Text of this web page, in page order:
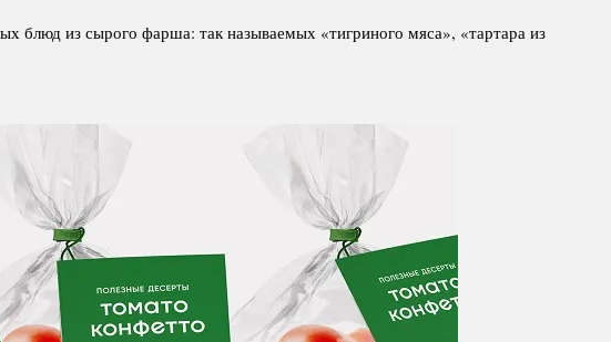
блюд из сырого фарша: так называемых «тигриного мяса», «тартара из